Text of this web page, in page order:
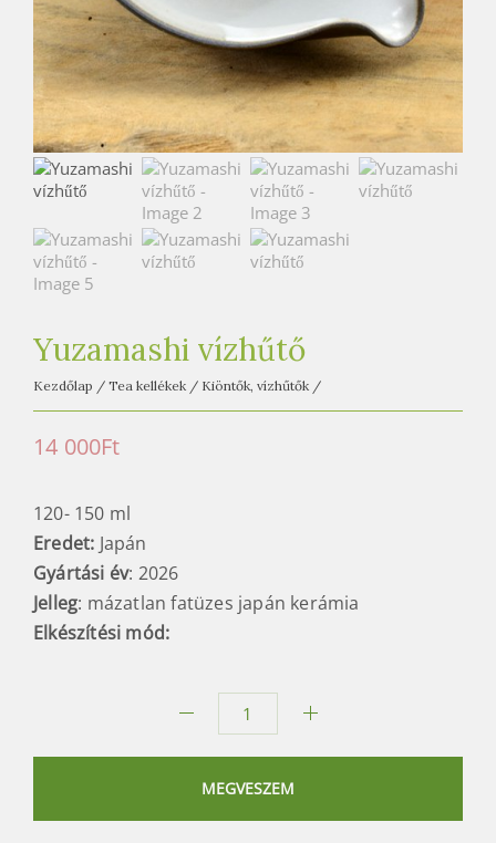
t
e
a
h
á
z
Yuzamashi vízhűtő
Kezdőlap / Tea kellékek / Kiöntők, vízhűtők /
14 000Ft
120- 150 ml
Eredet: Japán
Gyártási év: 2026
Jelleg: mázatlan fatüzes japán kerámia
Elkészítési mód:
MEGVESZEM